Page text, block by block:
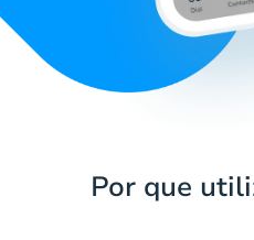
Por que